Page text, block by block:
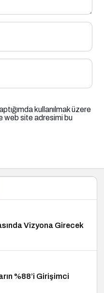
kullanılmak üzere
web site adresimi bu
Vizyona Girecek
%88’i Girişimci